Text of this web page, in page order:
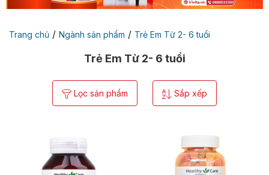
Trang chủ / Ngành sản phẩm / Trẻ Em Từ 2- 6 tuổi
Trẻ Em Từ 2- 6 tuổi
Lọc sản phẩm Sắp xếp